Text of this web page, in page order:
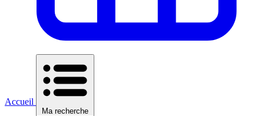
Accueil
Ma recherche